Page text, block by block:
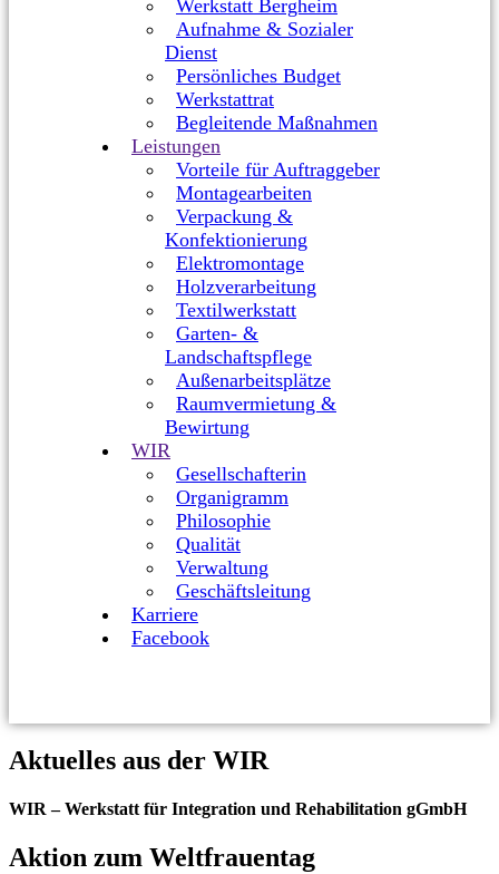
Werkstatt Bergheim
Aufnahme & Sozialer
Dienst
Persönliches Budget
Werkstattrat
Begleitende Maßnahmen
Leistungen
Vorteile für Auftraggeber
Montagearbeiten
Verpackung &
Konfektionierung
Elektromontage
Holzverarbeitung
Textilwerkstatt
Garten- &
Landschaftspflege
Außenarbeitsplätze
Raumvermietung &
Bewirtung
WIR
Gesellschafterin
Organigramm
Philosophie
Qualität
Verwaltung
Geschäftsleitung
Karriere
Facebook
Aktuelles aus der WIR
WIR – Werkstatt für Integration und Rehabilitation gGmbH
Aktion zum Weltfrauentag